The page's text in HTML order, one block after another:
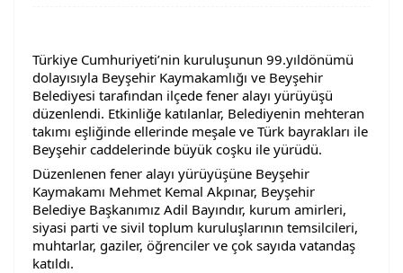
Türkiye Cumhuriyeti’nin kuruluşunun 99.yıldönümü
dolayısıyla Beyşehir Kaymakamlığı ve Beyşehir
Belediyesi tarafından ilçede fener alayı yürüyüşü
düzenlendi. Etkinliğe katılanlar, Belediyenin mehteran
takımı eşliğinde ellerinde meşale ve Türk bayrakları ile
Beyşehir caddelerinde büyük coşku ile yürüdü.
Düzenlenen fener alayı yürüyüşüne Beyşehir
Kaymakamı Mehmet Kemal Akpınar, Beyşehir
Belediye Başkanımız Adil Bayındır, kurum amirleri,
siyasi parti ve sivil toplum kuruluşlarının temsilcileri,
muhtarlar, gaziler, öğrenciler ve çok sayıda vatandaş
katıldı.